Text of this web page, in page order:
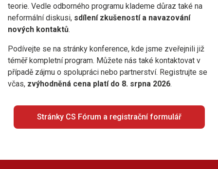
teorie. Vedle odborného programu klademe důraz také na
neformální diskusi, sdílení zkušeností a navazování
nových kontaktů.
Podívejte se na stránky konference, kde jsme zveřejnili již
téměř kompletní program. Můžete nás také kontaktovat v
případě zájmu o spolupráci nebo partnerství. Registrujte se
včas, zvýhodněná cena platí do 8. srpna 2026.
Stránky CS Fórum a registrační formulář